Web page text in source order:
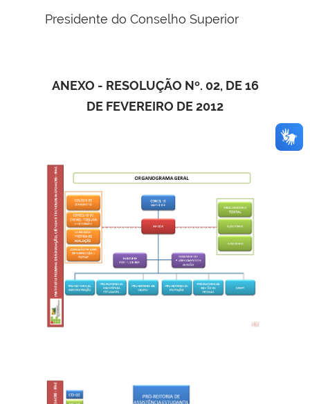
Presidente do Conselho Superior
ANEXO - RESOLUÇÃO Nº. 02, DE 16
DE FEVEREIRO DE 2012